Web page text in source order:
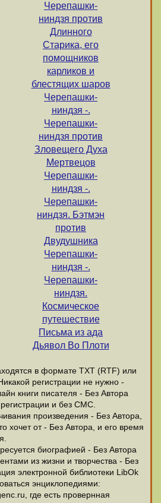
Черепашки-
ниндзя против
Длинного
Старика, его
помощников
карликов и
блестящих шаров
Черепашки-
ниндзя -.
Черепашки-
ниндзя против
Зловещего Духа
Мертвецов
Черепашки-
ниндзя -.
Черепашки-
ниндзя. Бэтмэн
против
Двудушника
Черепашки-
ниндзя -.
Черепашки-
ниндзя.
Космическое
путешествие
Письма из ада
Дьявол Во Плоти
в формате ТХТ (RTF) или
регистрации не нужно -
книги писателя - Без Автора
и без СМС.
произведения - Без Автора,
хочет от - Без Автора, и его время
биографией - Без Автора
из жизни и творчества - Без
электронной библиотеки LibOk
энциклопедиями:
где есть провернная